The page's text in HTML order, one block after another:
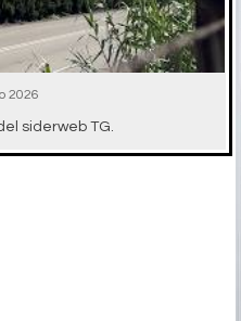
2026
siderweb TG.